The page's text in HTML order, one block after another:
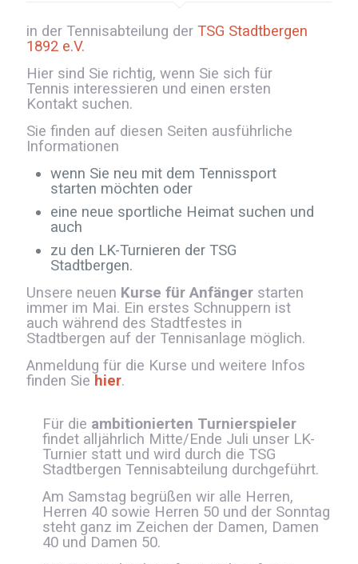
in der Tennisabteilung der TSG Stadtbergen
1892 e.V.
Hier sind Sie richtig, wenn Sie sich für
Tennis interessieren und einen ersten
Kontakt suchen.
Sie finden auf diesen Seiten ausführliche
Informationen
wenn Sie neu mit dem Tennissport
starten möchten oder
eine neue sportliche Heimat suchen und
auch
zu den LK-Turnieren der TSG
Stadtbergen.
Unsere neuen Kurse für Anfänger starten
immer im Mai. Ein erstes Schnuppern ist
auch während des Stadtfestes in
Stadtbergen auf der Tennisanlage möglich.
Anmeldung für die Kurse und weitere Infos
finden Sie hier.
Für die ambitionierten Turnierspieler
findet alljährlich Mitte/Ende Juli unser LK-
Turnier statt und wird durch die TSG
Stadtbergen Tennisabteilung durchgeführt.
Am Samstag begrüßen wir alle Herren,
Herren 40 sowie Herren 50 und der Sonntag
steht ganz im Zeichen der Damen, Damen
40 und Damen 50.